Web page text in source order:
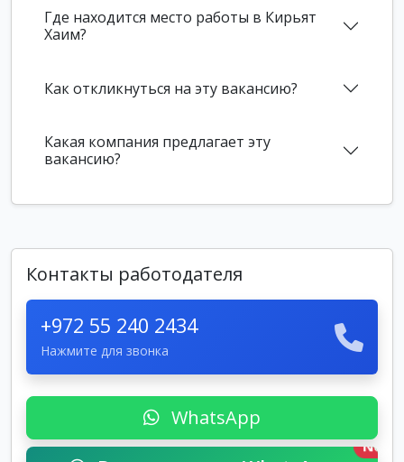
Где находится место работы в Кирьят
Хаим?
Как откликнуться на эту вакансию?
Какая компания предлагает эту
вакансию?
Контакты работодателя
+972 55 240 2434
Нажмите для звонка
WhatsApp
New